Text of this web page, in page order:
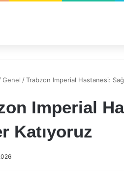
Genel /Trabzon Imperial Hastanesi:
Imperial
Katıyoruz